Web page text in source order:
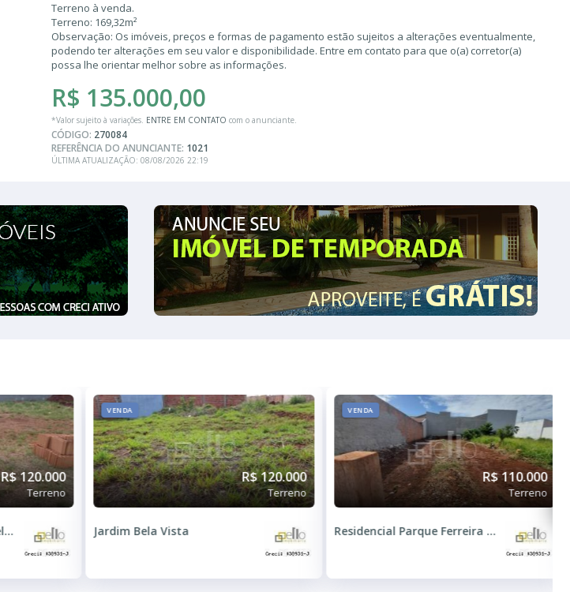
Terreno à venda.
Terreno: 169,32m²
Observação: Os imóveis, preços e formas de pagamento estão sujeitos a alterações eventualmente,
podendo ter alterações em seu valor e disponibilidade. Entre em contato para que o(a) corretor(a)
possa lhe orientar melhor sobre as informações.
R$ 135.000,00
*Valor sujeito à variações. ENTRE EM CONTATO com o anunciante.
CÓDIGO: 270084
REFERÊNCIA DO ANUNCIANTE: 1021
ÚLTIMA ATUALIZAÇÃO: 08/08/2026 22:19
R$ 120.000
Terreno
Condomínio Residencial Bela Vista ll
VENDA
R$ 120.000
Terreno
Jardim Bela Vista
VENDA
R$ 110.000
Terreno
Residencial Parque Ferreira Dias